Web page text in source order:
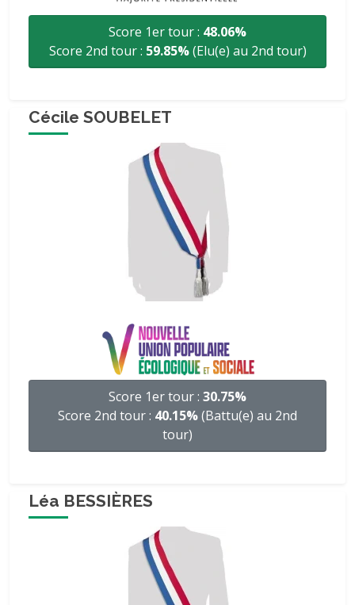
Score 1er tour : 48.06%
Score 2nd tour : 59.85%(Elu(e) au 2nd tour)
Cécile SOUBELET
Score 1er tour : 30.75%
Score 2nd tour : 40.15%(Battu(e) au 2nd
tour)
Léa BESSIÈRES